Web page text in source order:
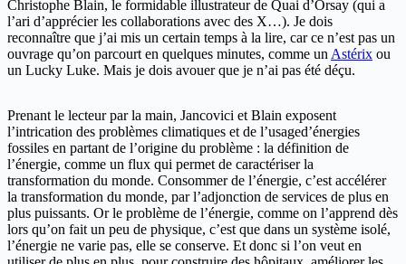
Christophe Blain, le formidable illustrateur de Quai d’Orsay (qui a
l’ari d’apprécier les collaborations avec des X…). Je dois
reconnaître que j’ai mis un certain temps à la lire, car ce n’est pas un
ouvrage qu’on parcourt en quelques minutes, comme un Astérix ou
un Lucky Luke. Mais je dois avouer que je n’ai pas été déçu.
Prenant le lecteur par la main, Jancovici et Blain exposent
l’intrication des problèmes climatiques et de l’usaged’énergies
fossiles en partant de l’origine du problème : la définition de
l’énergie, comme un flux qui permet de caractériser la
transformation du monde. Consommer de l’énergie, c’est accélérer
la transformation du monde, par l’adjonction de services de plus en
plus puissants. Or le problème de l’énergie, comme on l’apprend dès
lors qu’on fait un peu de physique, c’est que dans un système isolé,
l’énergie ne varie pas, elle se conserve. Et donc si l’on veut en